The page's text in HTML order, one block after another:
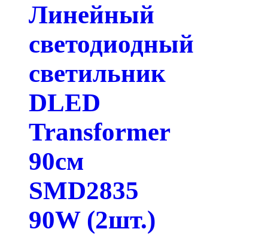
Линейный
светодиодный
светильник
DLED
Transformer
90см
SMD2835
90W (2шт.)